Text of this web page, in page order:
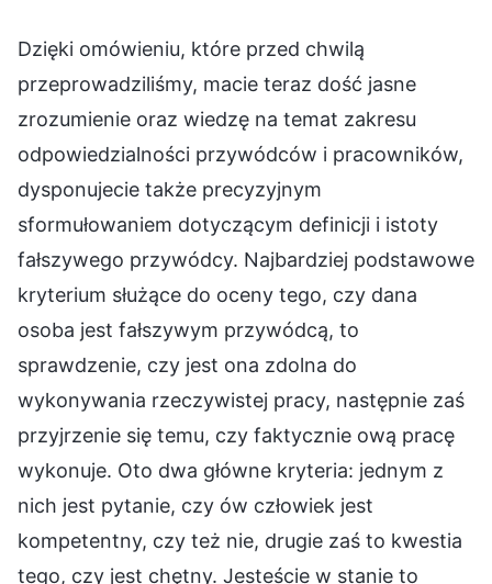
Dzięki omówieniu, które przed chwilą
przeprowadziliśmy, macie teraz dość jasne
zrozumienie oraz wiedzę na temat zakresu
odpowiedzialności przywódców i pracowników,
dysponujecie także precyzyjnym
sformułowaniem dotyczącym definicji i istoty
fałszywego przywódcy. Najbardziej podstawowe
kryterium służące do oceny tego, czy dana
osoba jest fałszywym przywódcą, to
sprawdzenie, czy jest ona zdolna do
wykonywania rzeczywistej pracy, następnie zaś
przyjrzenie się temu, czy faktycznie ową pracę
wykonuje. Oto dwa główne kryteria: jednym z
nich jest pytanie, czy ów człowiek jest
kompetentny, czy też nie, drugie zaś to kwestia
tego, czy jest chętny. Jesteście w stanie to